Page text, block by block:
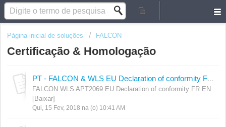
Página inicial de soluções FALCON
Certificação & Homologação
FALCON WLS APT2069 EU Declaration of conformity FR EN
[Baixar]
Qui, 15 Fev, 2018 na (o) 10:41 AM